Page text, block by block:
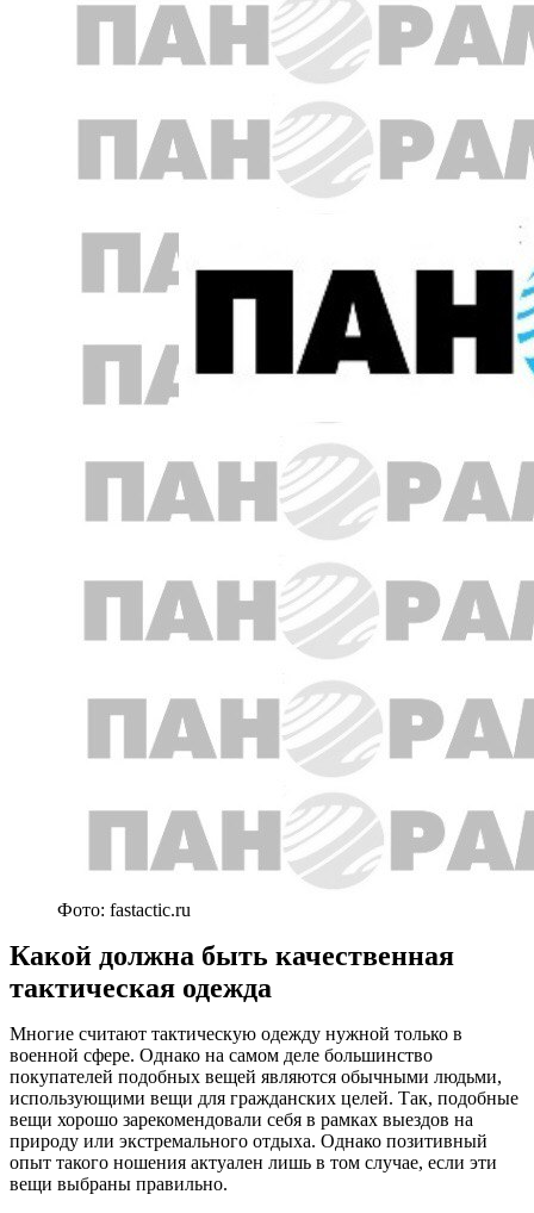
Фото: fastactic.ru
Какой должна быть качественная
тактическая одежда
Многие считают тактическую одежду нужной только в
военной сфере. Однако на самом деле большинство
покупателей подобных вещей являются обычными людьми,
использующими вещи для гражданских целей. Так, подобные
вещи хорошо зарекомендовали себя в рамках выездов на
природу или экстремального отдыха. Однако позитивный
опыт такого ношения актуален лишь в том случае, если эти
вещи выбраны правильно.